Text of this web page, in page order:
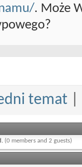
. Może
temat
(0 members and 2 guests)